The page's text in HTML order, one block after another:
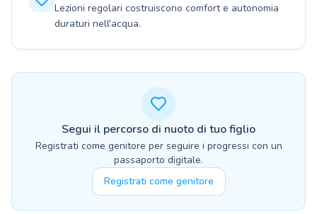
Lezioni regolari costruiscono comfort e autonomia
duraturi nell'acqua.
Segui il percorso di nuoto di tuo figlio
Registrati come genitore per seguire i progressi con un
passaporto digitale.
Registrati come genitore